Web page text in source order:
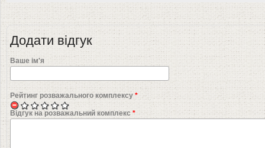
Додати відгук
Ваше ім'я
Рейтинг розважального комплексу*
Відгук на розважальний комплекс *